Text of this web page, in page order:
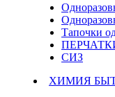
Тапочки
СИЗ
ХИМИЯ